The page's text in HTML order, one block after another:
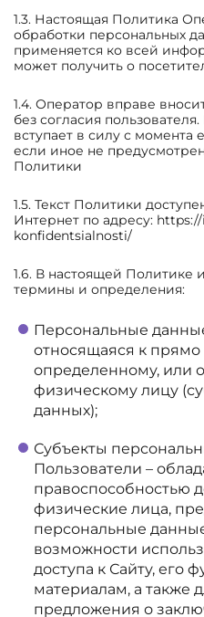
1.3. Настоящая Политика
обработки персональных
применяется ко всей
может получить о
1.4. Оператор вправе
без согласия
вступает в силу с момента
если иное не
Политики
1.5. Текст Политики
Интернет по адресу:
konfidentsialnosti/
1.6. В настоящей Политике
термины и определения:
Персональные
относящаяся к
определенному, или
физическому лицу
данных);
Субъекты
Пользователи –
правоспособностью
физические лица,
персональные
возможности
доступа к Сайту, его
материалам, а также
предложения о